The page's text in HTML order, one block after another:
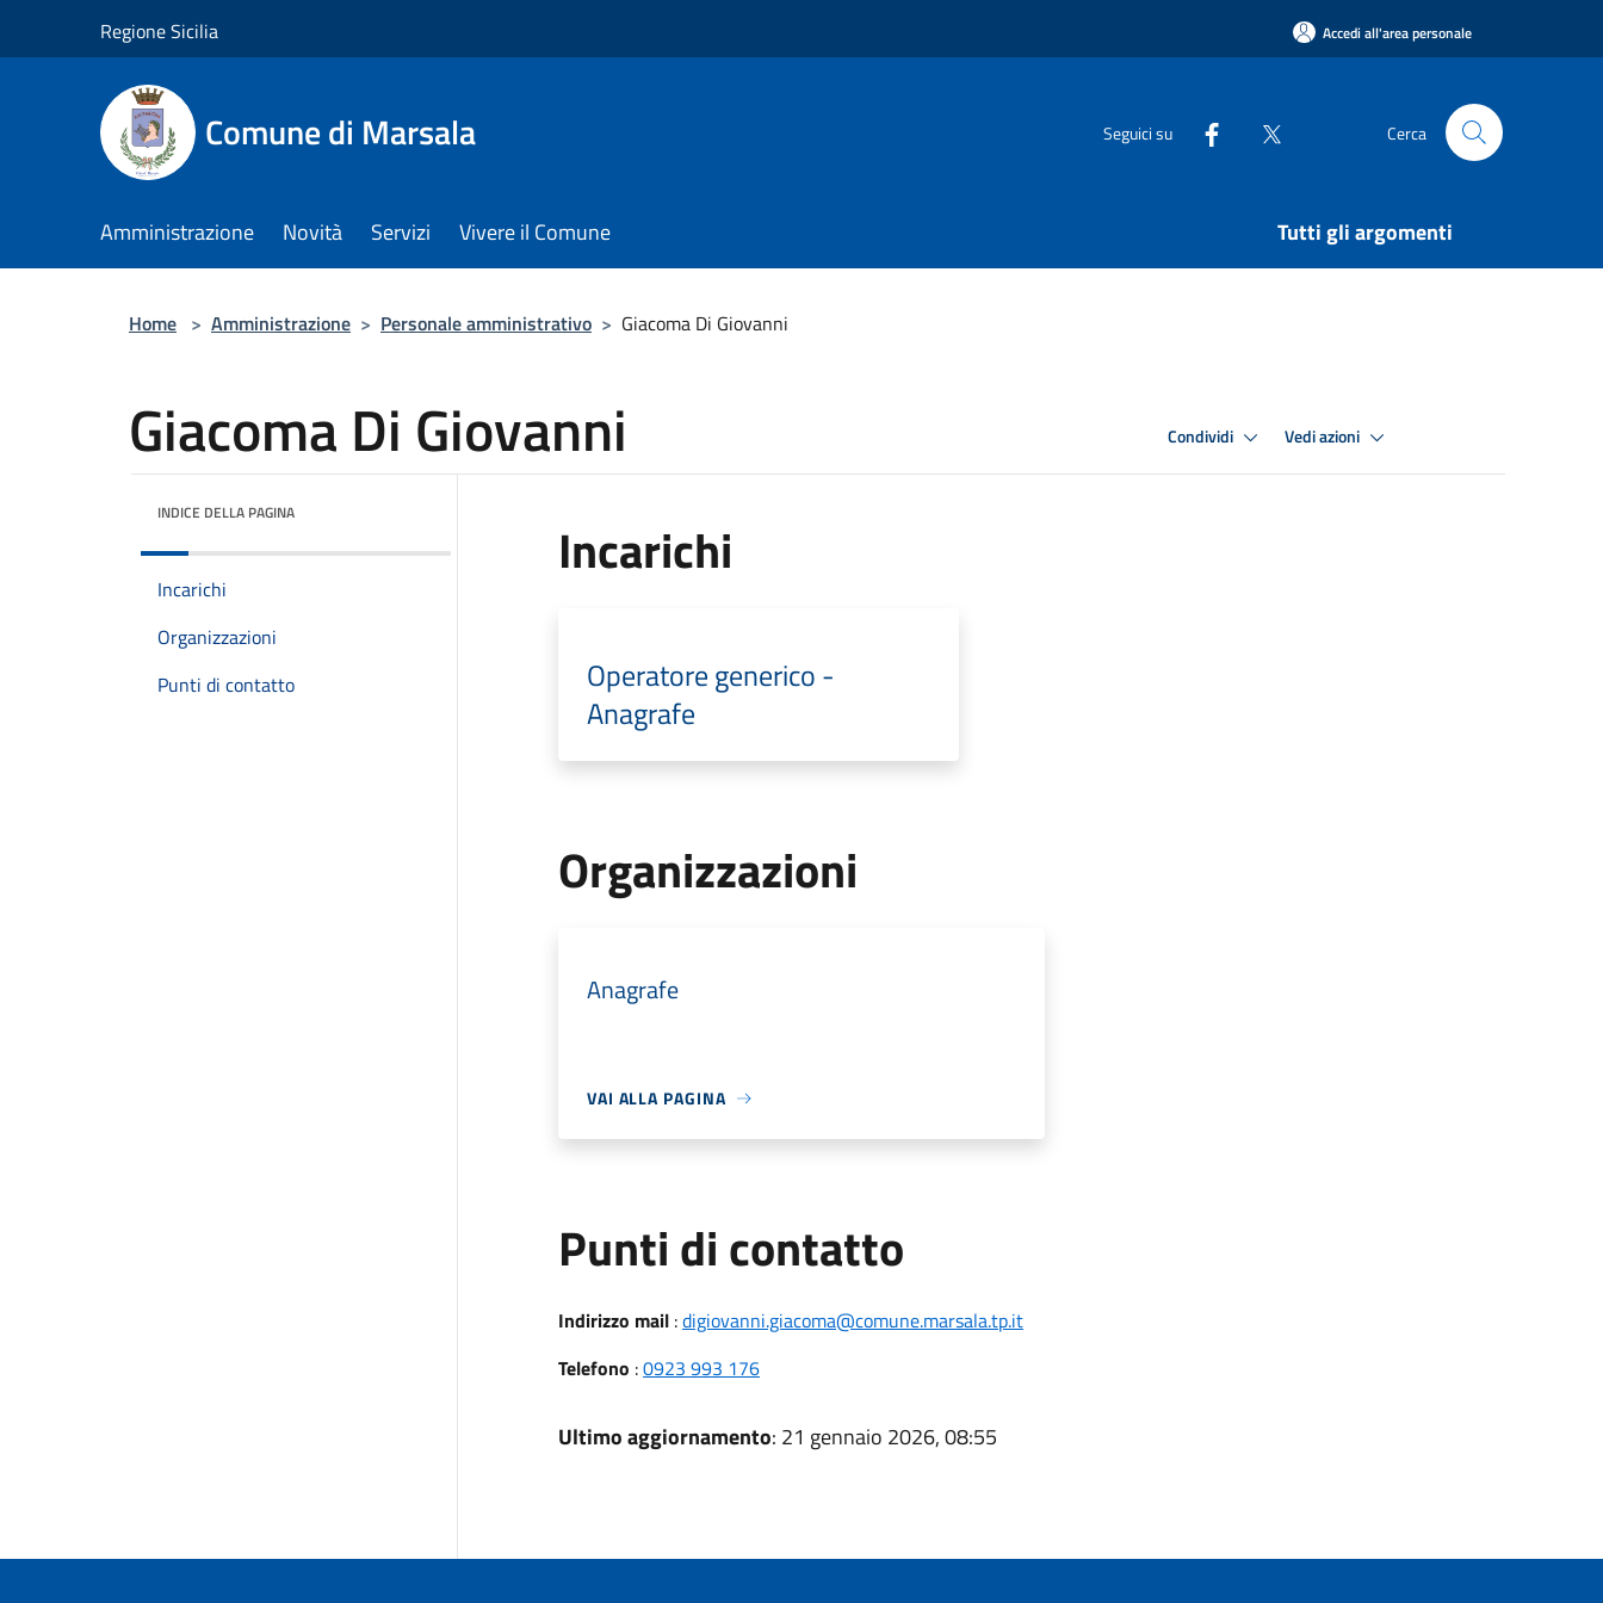
Regione Sicilia Accedi all'area personale
Comune di Marsala Seguici su Cerca
Amministrazione Novità Servizi Vivere il Comune Tutti gli argomenti
Home > Amministrazione > Personale amministrativo > Giacoma Di Giovanni
Giacoma Di Giovanni Condividi Vedi azioni
INDICE DELLA PAGINA
Incarichi
Organizzazioni
Punti di contatto
Incarichi
Operatore generico -
Anagrafe
Organizzazioni
Anagrafe
VAI ALLA PAGINA
Punti di contatto
Indirizzo mail:digiovanni.giacoma@comune.marsala.tp.it
Telefono :0923 993 176
Ultimo aggiornamento: 21 gennaio 2026, 08:55